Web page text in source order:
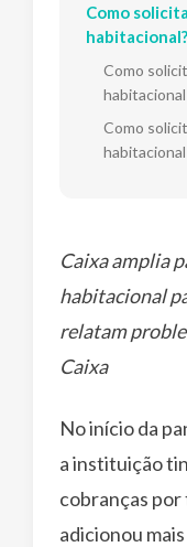
Como
habitacional?
Como
Como
Caixa amplia
habitacional
relatam
Caixa
No início da
a instituição
cobranças por
adicionou